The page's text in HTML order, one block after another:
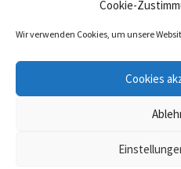
Cookie-
Wir verwenden Cookies, um unsere
Cookies
ehrenamtliches
Facebook